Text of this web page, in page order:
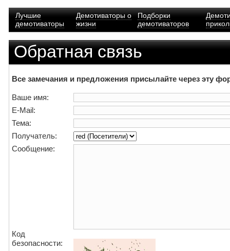
Лучшие
демотиваторы
Демотиваторы о
жизни
Подборки
демотиваторов
Обратная связь
Все замечания и предложения присылайте через эту
Ваше имя:
E-Mail:
Тема:
Получатель:
Сообщение:
Код
безопасности: